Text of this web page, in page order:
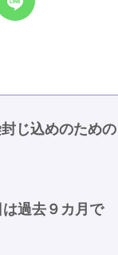
じ込めのための
過去９カ月で